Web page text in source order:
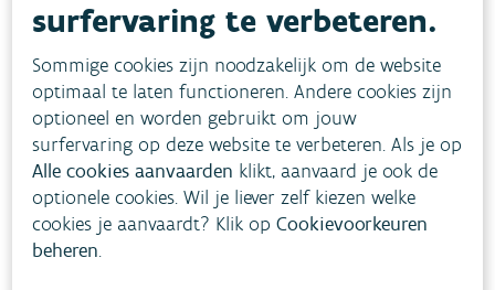
Aanvraag machtiging werken
aan waterlopen
Voor werken aan een onbevaarbare waterloop van eerste
categorie moet je een toelating bij de VMM aanvragen.
BEDRIJVEN BURGERS OVERHEDEN
BEHEER WATERLOPEN
Lees meer
surfervaring te verbeteren.
Sommige cookies zijn noodzakelijk om de website
optimaal te laten functioneren. Andere cookies zijn
optioneel en worden gebruikt om jouw
surfervaring op deze website te verbeteren. Als je op
Alle cookies aanvaarden klikt, aanvaard je ook de
optionele cookies. Wil je liever zelf kiezen welke
cookies je aanvaardt? Klik opCookievoorkeuren
beheren.